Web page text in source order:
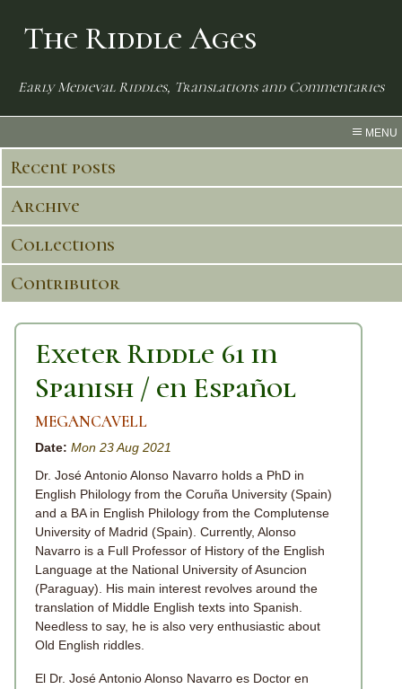
The Riddle Ages
Early Medieval Riddles, Translations and Commentaries
MENU
Recent posts
Archive
Collections
Contributor
Exeter Riddle 61 in
Spanish / en Español
MEGANCAVELL
Date: Mon 23 Aug 2021
Dr. José Antonio Alonso Navarro holds a PhD in
English Philology from the Coruña University (Spain)
and a BA in English Philology from the Complutense
University of Madrid (Spain). Currently, Alonso
Navarro is a Full Professor of History of the English
Language at the National University of Asuncion
(Paraguay). His main interest revolves around the
translation of Middle English texts into Spanish.
Needless to say, he is also very enthusiastic about
Old English riddles.
El Dr. José Antonio Alonso Navarro es Doctor en